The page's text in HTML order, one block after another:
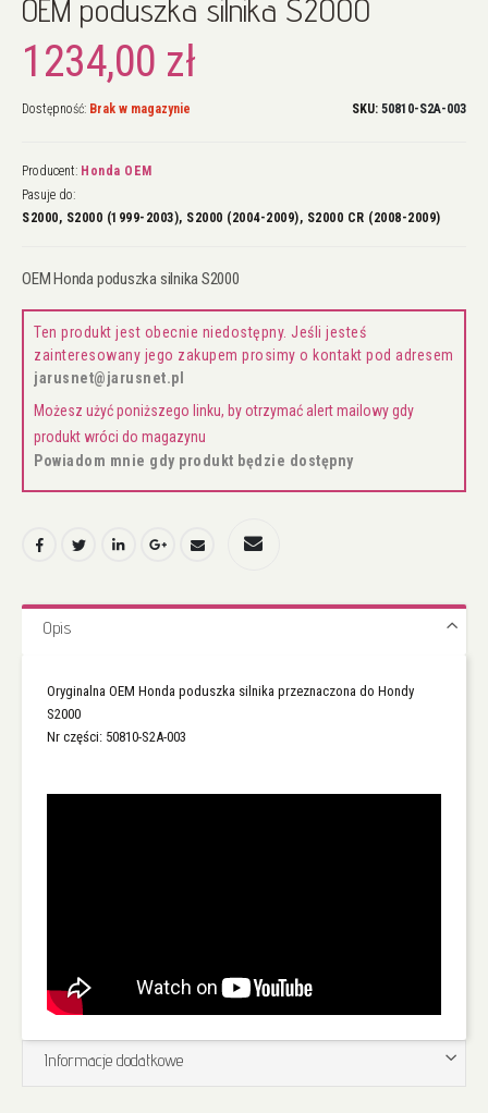
początek
galerii
OEM poduszka silnika S2000
1234,00 zł
Dostępność: Brak w magazynie SKU 50810-S2A-003
Producent: Honda OEM
Pasuje do:
S2000, S2000 (1999-2003), S2000 (2004-2009), S2000 CR (2008-2009)
OEM Honda poduszka silnika S2000
Ten produkt jest obecnie niedostępny. Jeśli jesteś
zainteresowany jego zakupem prosimy o kontakt pod adresem
jarusnet@jarusnet.pl
Możesz użyć poniższego linku, by otrzymać alert mailowy gdy
produkt wróci do magazynu
Powiadom mnie gdy produkt będzie dostępny
Opis
Oryginalna OEM Honda poduszka silnika przeznaczona do Hondy
S2000
Nr części: 50810-S2A-003
Informacje dodatkowe